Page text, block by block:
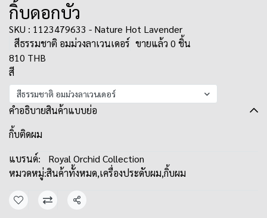
กิ้บดอกบัว
SKU : 1123479633 - Nature Hot Lavender
สีธรรมชาติ อมม่วงลาเวนเดอร์ ขายแล้ว 0 ชิ้น
810 THB
สี
สีธรรมชาติ อมม่วงลาเวนเดอร์
คำอธิบายสินค้าแบบย่อ
กิ้บติดผม
แบรนด์:
Royal Orchid Collection
หมวดหมู่:สินค้าทั้งหมด,เครื่องประดับผม,กิ้บผม
แชร์